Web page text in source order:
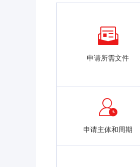
申请所需文件
申请主体和周期